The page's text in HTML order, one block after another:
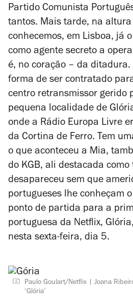
Partido Comunista
tantos. Mais tarde, na altura
conhecemos, em Lisboa, já
como agente secreto a
é, no coração – da
forma de ser contratado
centro retransmissor gerido
pequena localidade de
onde a Rádio Europa Livre
da Cortina de Ferro. Tem
o que aconteceu a Mia,
do KGB, ali destacada
desapareceu sem que
portugueses lhe conheçam
ponto de partida para a
portuguesa da Netflix, Glória
nesta sexta-feira, dia 5.
Paulo Goulart/Netflix
Joana
‘Glória’